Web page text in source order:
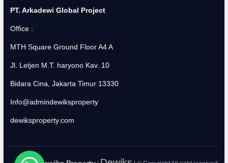
PT. Arkadewi Global Project
Office :
MTH Square Ground Floor A4 A
Jl. Letjen M.T. haryono Kav. 10
Bidara Cina, Jakarta Timur 13330
Info@admindewiksproperty
dewiksproperty.com